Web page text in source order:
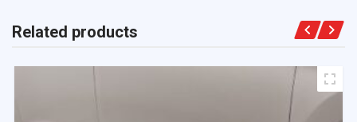
Related products